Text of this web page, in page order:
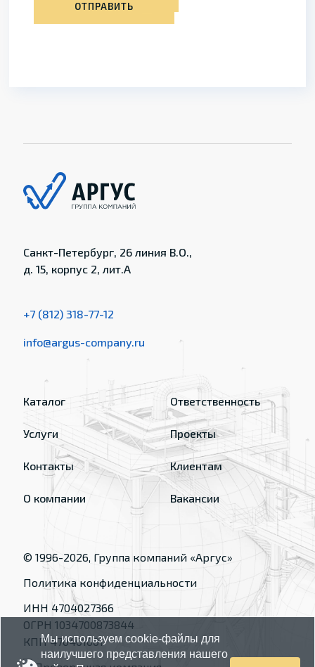
ОТПРАВИТЬ
Санкт-Петербург, 26 линия В.О.,
д. 15, корпус 2, лит.А
+7 (812) 318-77-12
info@argus-company.ru
Каталог
Услуги
Контакты
О компании
Ответственность
Проекты
Клиентам
Вакансии
© 1996-2026, Группа компаний «Аргус»
Политика конфиденциальности
ИНН 4704027366
ОГРН 1034700873844
КПП 470401001
Мы используем cookie-файлы для
наилучшего представления нашего